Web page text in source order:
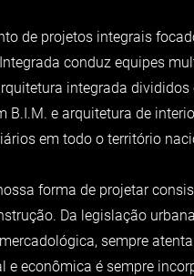
de projetos integrais
conduz equipes
integrada
B.I.M. e arquitetura de
em todo o território
forma de projetar
Da legislação
sempre
econômica é sempre